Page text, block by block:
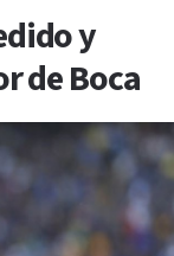
y
de Boca